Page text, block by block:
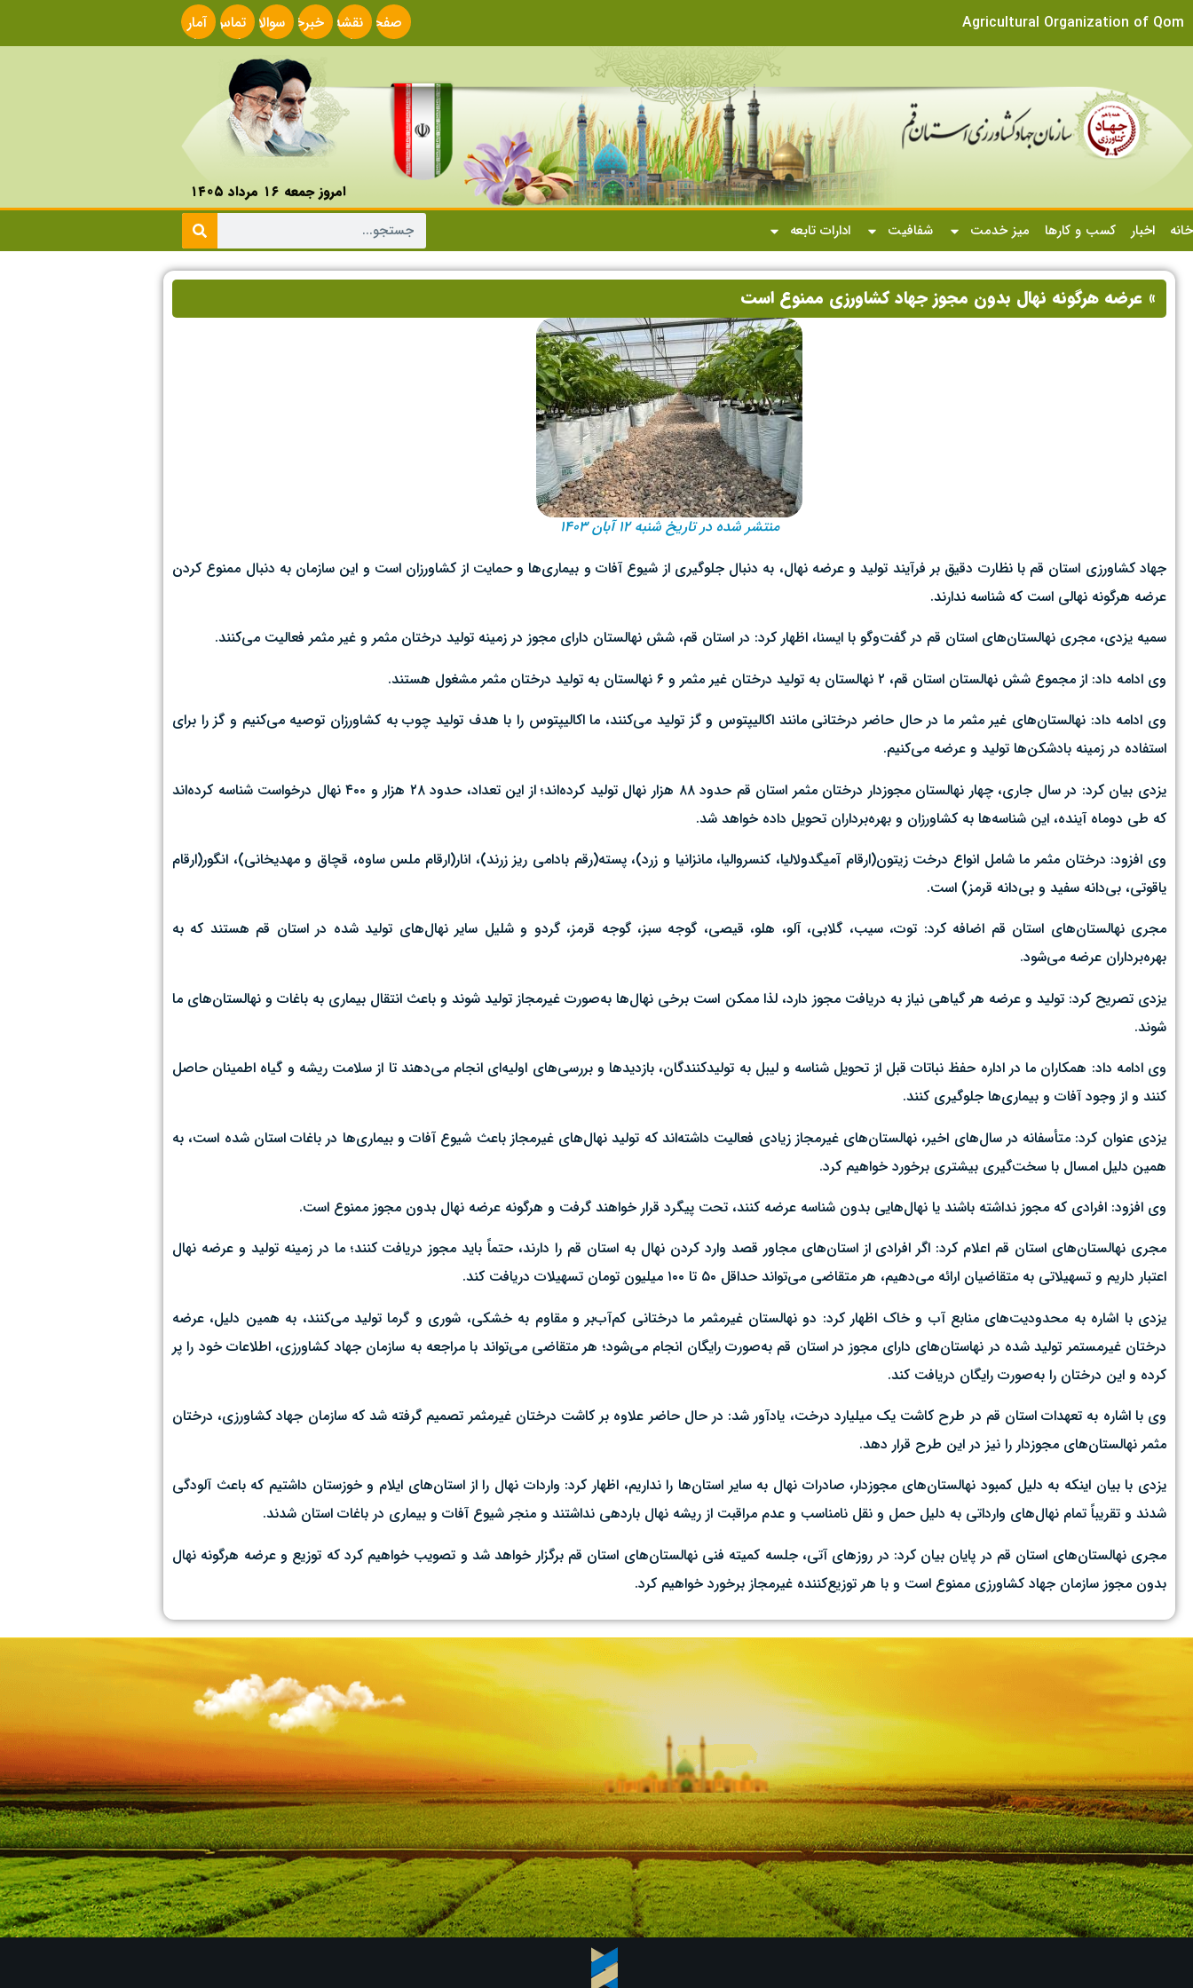
Agricultural Organization of Qom
صفحه
اصلی
نقشه
سایت
خبرخوانسوالات
متداول
تماس
با ما
آمار
سایت
امروز جمعه ۱۶ مرداد ۱۴۰۵
خانه
اخبار کسب و کارها میز خدمت شفافیت ادارات تابعه
» عرضه هرگونه نهال بدون مجوز جهاد کشاورزی ممنوع است
منتشر شده در تاریخ شنبه ۱۲ آبان ۱۴۰۳
جهاد کشاورزی استان قم با نظارت دقیق بر فرآیند تولید و عرضه نهال، به دنبال جلوگیری از شیوع آفات و بیماری‌ها و حمایت از کشاورزان است و این سازمان به دنبال ممنوع کردن
عرضه هرگونه نهالی است که شناسه ندارند.
سمیه یزدی، مجری نهالستان‌های استان قم در گفت‌وگو با ایسنا، اظهار کرد: در استان قم، شش نهالستان دارای مجوز در زمینه تولید درختان مثمر و غیر مثمر فعالیت‌ می‌کنند.
وی ادامه داد: از مجموع شش نهالستان استان قم، ۲ نهالستان به تولید درختان غیر مثمر و ۶ نهالستان به تولید درختان مثمر مشغول هستند.
وی ادامه داد: نهالستان‌های غیر مثمر ما در حال حاضر درختانی مانند اکالیپتوس و گز تولید می‌کنند، ما اکالیپتوس را با هدف تولید چوب به کشاورزان توصیه می‌کنیم و گز را برای
استفاده در زمینه بادشکن‌ها تولید و عرضه می‌کنیم.
یزدی بیان کرد: در سال جاری، چهار نهالستان مجوزدار درختان مثمر استان قم حدود ۸۸ هزار نهال تولید کرده‌اند؛ از این تعداد، حدود ۲۸ هزار و ۴۰۰ نهال درخواست شناسه کرده‌اند
که طی دوماه آینده، این شناسه‌ها به کشاورزان و بهره‌برداران تحویل داده خواهد شد.
وی افزود: درختان مثمر ما شامل انواع درخت زیتون(ارقام آمیگدولالیا، کنسروالیا، مانزانیا و زرد)، پسته(رقم بادامی ریز زرند)، انار(ارقام ملس ساوه، قچاق و مهدیخانی)، انگور(ارقام
یاقوتی، بی‌دانه سفید و بی‌دانه قرمز) است.
مجری نهالستان‌های استان قم اضافه کرد: توت، سیب، گلابی، آلو، هلو، قیصی، گوجه سبز، گوجه قرمز، گردو و شلیل سایر نهال‌های تولید شده در استان قم هستند که به
بهره‌برداران عرضه می‌شود.
یزدی تصریح کرد: تولید و عرضه هر گیاهی نیاز به دریافت مجوز دارد، لذا ممکن است برخی نهال‌ها به‌صورت غیرمجاز تولید شوند و باعث انتقال بیماری به باغات و نهالستان‌های ما
شوند.
وی ادامه داد: همکاران ما در اداره حفظ نباتات قبل از تحویل شناسه و لیبل به تولیدکنندگان، بازدیدها و بررسی‌های اولیه‌ای انجام می‌دهند تا از سلامت ریشه و گیاه اطمینان حاصل
کنند و از وجود آفات و بیماری‌ها جلوگیری کنند.
یزدی عنوان کرد: متأسفانه در سال‌های اخیر، نهالستان‌های غیرمجاز زیادی فعالیت داشته‌اند که تولید نهال‌های غیرمجاز باعث شیوع آفات و بیماری‌ها در باغات استان شده است، به
همین دلیل امسال با سخت‌گیری بیشتری برخورد خواهیم کرد.
وی افزود: افرادی که مجوز نداشته باشند یا نهال‌هایی بدون شناسه عرضه کنند، تحت پیگرد قرار خواهند گرفت و هرگونه عرضه نهال بدون مجوز ممنوع است.
مجری نهالستان‌های استان قم اعلام کرد: اگر افرادی از استان‌های مجاور قصد وارد کردن نهال به استان قم را دارند، حتماً باید مجوز دریافت کنند؛ ما در زمینه تولید و عرضه نهال
اعتبار داریم و تسهیلاتی به متقاضیان ارائه می‌دهیم، هر متقاضی می‌تواند حداقل ۵۰ تا ۱۰۰ میلیون تومان تسهیلات دریافت کند.
یزدی با اشاره به محدودیت‌های منابع آب و خاک اظهار کرد: دو نهالستان غیرمثمر ما درختانی کم‌آب‌بر و مقاوم به خشکی، شوری و گرما تولید می‌کنند، به همین دلیل، عرضه
درختان غیرمستمر تولید شده در نهاستان‌های دارای مجوز در استان قم به‌صورت رایگان انجام می‌شود؛ هر متقاضی می‌تواند با مراجعه به سازمان جهاد کشاورزی، اطلاعات خود را پر
کرده و این درختان را به‌صورت رایگان دریافت کند.
وی با اشاره به تعهدات استان قم در طرح کاشت یک میلیارد درخت، یادآور شد: در حال حاضر علاوه بر کاشت درختان غیرمثمر تصمیم گرفته شد که سازمان جهاد کشاورزی، درختان
مثمر نهالستان‌های مجوزدار را نیز در این طرح قرار دهد.
یزدی با بیان اینکه به دلیل کمبود نهالستان‌های مجوزدار، صادرات نهال به سایر استان‌ها را نداریم، اظهار کرد: واردات نهال را از استان‌های ایلام و خوزستان داشتیم که باعث آلودگی
شدند و تقریباً تمام نهال‌های وارداتی به دلیل حمل و نقل نامناسب و عدم مراقبت‌ از ریشه نهال باردهی نداشتند و منجر شیوع آفات و بیماری در باغات استان شدند.
مجری نهالستان‌های استان قم در پایان بیان کرد: در روزهای آتی، جلسه کمیته فنی نهالستان‌های استان قم برگزار خواهد شد و تصویب خواهیم کرد که توزیع و عرضه هرگونه نهال
بدون مجوز سازمان جهاد کشاورزی ممنوع است و با هر توزیع‌کننده غیرمجاز برخورد خواهیم کرد.